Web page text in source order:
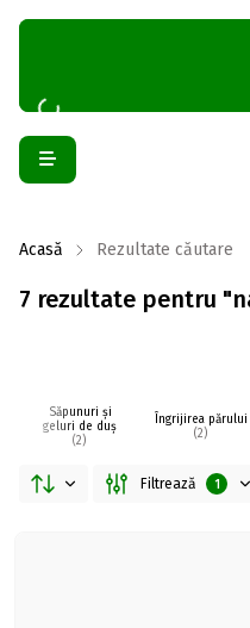
Acasă Rezultate căutare
7 rezultate pentru
Săpunuri și
geluri de duș
(2)
Îngrijirea părului
(2)
Filtrează 1